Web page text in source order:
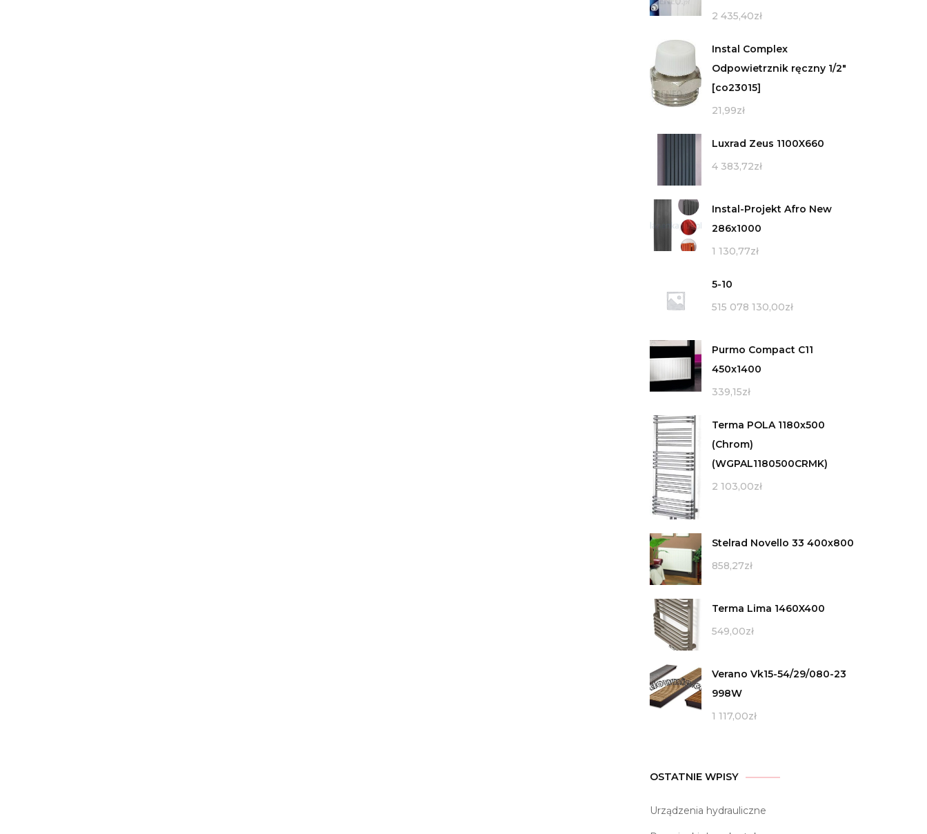
2 435,40zł
Instal Complex
Odpowietrznik ręczny 1/2"
[co23015]
21,99zł
Luxrad Zeus 1100X660
4 383,72zł
Instal-Projekt Afro New
286x1000
1 130,77zł
5-10
515 078 130,00zł
Purmo Compact C11
450x1400
339,15zł
Terma POLA 1180x500
(Chrom)
(WGPAL1180500CRMK)
2 103,00zł
Stelrad Novello 33 400x800
858,27zł
Terma Lima 1460X400
549,00zł
Verano Vk15-54/29/080-23
998W
1 117,00zł
OSTATNIE WPISY
Urządzenia hydrauliczne